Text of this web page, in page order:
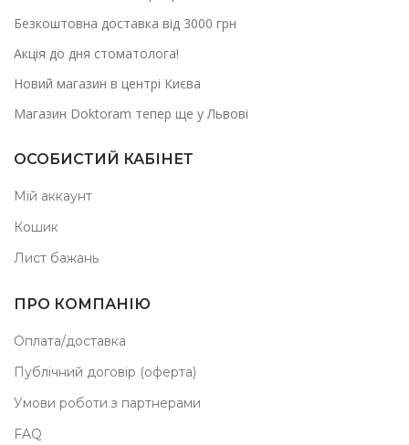
Безкоштовна доставка від 3000 грн
Акція до дня стоматолога!
Новий магазин в центрі Києва
Магазин Doktoram тепер ще у Львові
ОСОБИСТИЙ КАБІНЕТ
Мій аккаунт
Кошик
Лист бажань
ПРО КОМПАНІЮ
Оплата/доставка
Публічний договір (оферта)
Умови роботи з партнерами
FAQ